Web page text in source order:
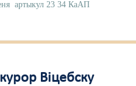
артыкул 23 34 КаАП
Віцебску